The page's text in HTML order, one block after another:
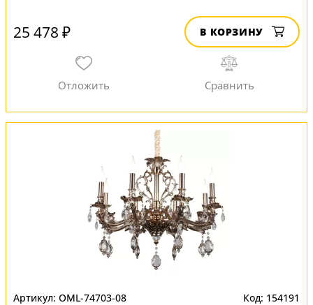
25 478 ₽ В КОРЗИНУ
OML-74703-08 154191